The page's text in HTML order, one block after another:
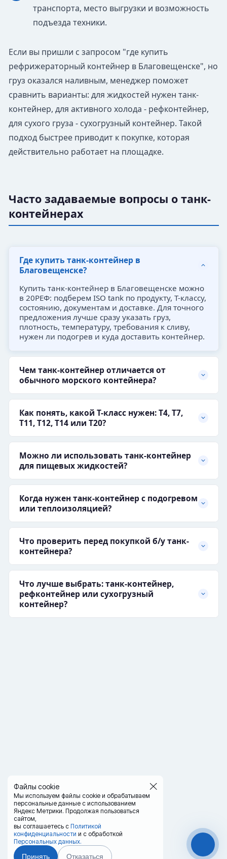
Файлы cookie
Мы используем файлы cookie и обрабатываем
персональные данные с использованием
Яндекс Метрики. Продолжая пользоваться
сайтом,
вы соглашаетесь с Политикой
конфиденциальности и с обработкой
Персональных данных.
Принять Отказаться
транспорта, место выгрузки и возможность
подъезда техники.
Если вы пришли с запросом "где купить
рефрижераторный контейнер в Благовещенске", но
груз оказался наливным, менеджер поможет
сравнить варианты: для жидкостей нужен танк-
контейнер, для активного холода - рефконтейнер,
для сухого груза - сухогрузный контейнер. Такой
подход быстрее приводит к покупке, которая
действительно работает на площадке.
Часто задаваемые вопросы о танк-
контейнерах
Где купить танк-контейнер в
Благовещенске?
Купить танк-контейнер в Благовещенске можно
в 20РЕФ: подберем ISO tank по продукту, T-классу,
состоянию, документам и доставке. Для точного
предложения лучше сразу указать груз,
плотность, температуру, требования к сливу,
нужен ли подогрев и куда доставить контейнер.
Чем танк-контейнер отличается от
обычного морского контейнера?
Как понять, какой T-класс нужен: T4, T7,
T11, T12, T14 или T20?
Можно ли использовать танк-контейнер
для пищевых жидкостей?
Когда нужен танк-контейнер с подогревом
или теплоизоляцией?
Что проверить перед покупкой б/у танк-
контейнера?
Что лучше выбрать: танк-контейнер,
рефконтейнер или сухогрузный
контейнер?